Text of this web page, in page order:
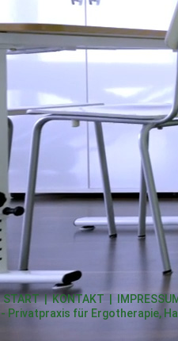
START|KONTAKT
- Privatpraxis für Ergotherapie,